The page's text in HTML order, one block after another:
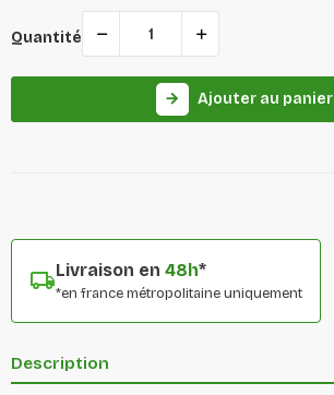
Quantité
arrow_forward Ajouter au panier
Livraison en 48h*
*en france métropolitaine uniquement
Description